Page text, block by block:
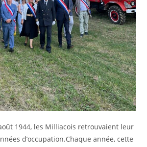
1944, les Milliacois retrouvaient leur
d’occupation.Chaque année, cette